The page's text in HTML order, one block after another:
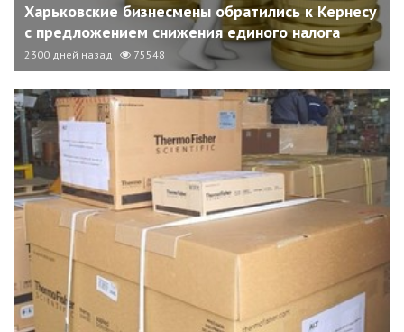
Харьковские бизнесмены обратились к Кернесу
с предложением снижения единого налога
2300 дней назад 75548